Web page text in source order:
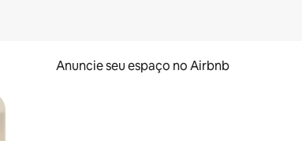
Anuncie seu espaço no Airbnb